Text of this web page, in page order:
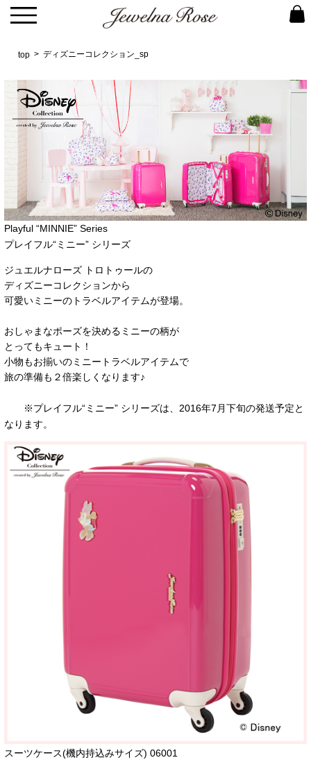
top ディズニーコレクション_sp
Playful “MINNIE” Series
プレイフル“ミニー” シリーズ
ジュエルナローズ トロトゥールの
ディズニーコレクションから
可愛いミニーのトラベルアイテムが登場。
おしゃまなポーズを決めるミニーの柄が
とってもキュート！
小物もお揃いのミニートラベルアイテムで
旅の準備も２倍楽しくなります♪
※プレイフル“ミニー” シリーズは、2016年7月下旬の発送予定と
なります。
スーツケース(機内持込みサイズ) 06001